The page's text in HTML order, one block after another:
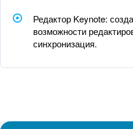
Редактор Keynote:
возможности
синхронизация.